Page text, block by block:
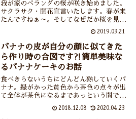
我が家のベランダの桜が咲き始めました。
サクラサク・開花宣言いたします。春が来
たんですねぁ～。そしてなぜだか桜を見て
いたら桜もちが食べたくなっちゃった。つ
いでに関東風・関西風の桜もちの違いや桜
もちの葉っぱのことについて調べてみまし
た。
2019.03.21
バナナの皮が自分の顔に似てきた
ら作り時の合図です⁈簡単美味な
るバナナケーキのお話
食べきらないうちにどんどん熟していくバ
ナナ。緑がかった黄色から茶色の点々が出
て全体が茶色になるまであっという間で
ナナに出てきたらバナナケーキの作り頃で
2018.12.08 2020.04.23